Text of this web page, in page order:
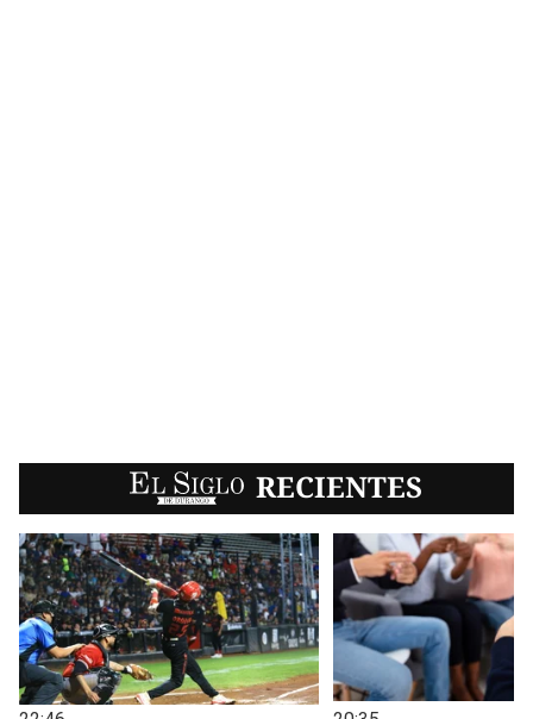
EL SIGLO RECIENTES